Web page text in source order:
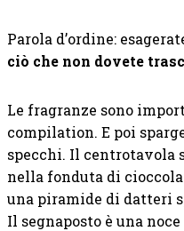
Parola d’ordine:
ciò che non dovete
Le fragranze sono
compilation. E poi
specchi. Il centrotavola
nella fonduta di
una piramide di datteri
Il segnaposto è una